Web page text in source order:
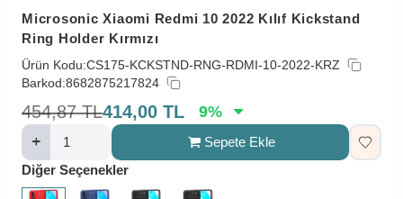
Microsonic Xiaomi Redmi 10 2022 Kılıf Kickstand
Ring Holder Kırmızı
Ürün Kodu:CS175-KCKSTND-RNG-RDMI-10-2022-KRZ
Barkod:8682875217824
454,87 TL414,00 TL 9%
Sepete Ekle
Diğer Seçenekler